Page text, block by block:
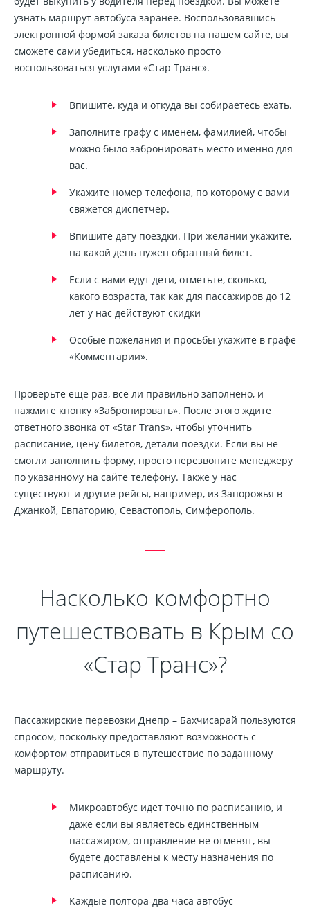
узнать маршрут автобуса заранее. Воспользовавшись
электронной формой заказа билетов на нашем сайте, вы
сможете сами убедиться, насколько просто
воспользоваться услугами «Стар Транс».
Впишите, куда и откуда вы собираетесь ехать.
Заполните графу с именем, фамилией, чтобы
можно было забронировать место именно для
вас.
Укажите номер телефона, по которому с вами
свяжется диспетчер.
Впишите дату поездки. При желании укажите,
на какой день нужен обратный билет.
Если с вами едут дети, отметьте, сколько,
какого возраста, так как для пассажиров до 12
лет у нас действуют скидки
Особые пожелания и просьбы укажите в графе
«Комментарии».
Проверьте еще раз, все ли правильно заполнено, и
нажмите кнопку «Забронировать». После этого ждите
ответного звонка от «Star Trans», чтобы уточнить
расписание, цену билетов, детали поездки. Если вы не
смогли заполнить форму, просто перезвоните менеджеру
по указанному на сайте телефону. Также у нас
существуют и другие рейсы, например, из Запорожья в
Джанкой, Евпаторию, Севастополь, Симферополь.
Насколько комфортно
путешествовать в Крым со
«Стар Транс»?
Пассажирские перевозки Днепр – Бахчисарай пользуются
спросом, поскольку предоставляют возможность с
комфортом отправиться в путешествие по заданному
маршруту.
Микроавтобус идет точно по расписанию, и
даже если вы являетесь единственным
пассажиром, отправление не отменят, вы
будете доставлены к месту назначения по
расписанию.
Каждые полтора-два часа автобус